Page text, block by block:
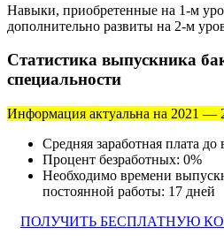
Навыки, приобретенные на 1-м
дополнительно развиты на 2-м
Статистика выпускника
специальности
Информация актуальна на 2021 —
Средняя заработная плата
Процент безработных: 0%
Необходимо времени
постоянной работы: 17 дней
ПОЛУЧИТЬ БЕСПЛАТНУЮ